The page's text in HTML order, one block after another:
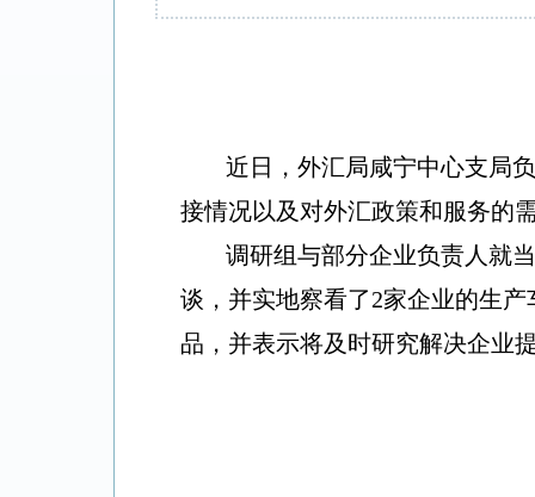
近日，外汇局咸宁中心支局
接情况以及对外汇政策和服务的
调研组与部分企业负责人就
谈，并实地察看了2家企业的生
品，并表示将及时研究解决企业